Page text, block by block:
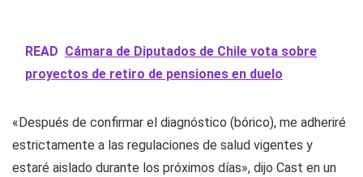
READ Cámara de Diputados de Chile vota sobre
proyectos de retiro de pensiones en duelo
«Después de confirmar el diagnóstico (bórico), me adheriré
estrictamente a las regulaciones de salud vigentes y
estaré aislado durante los próximos días», dijo Cast en un